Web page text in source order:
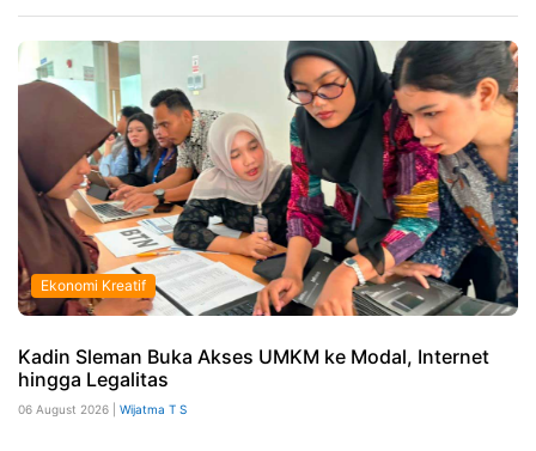
Ekonomi Kreatif
Kadin Sleman Buka Akses UMKM ke Modal, Internet
hingga Legalitas
06 August 2026 | Wijatma T S